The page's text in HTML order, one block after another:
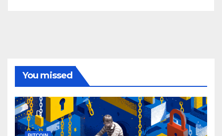
You missed